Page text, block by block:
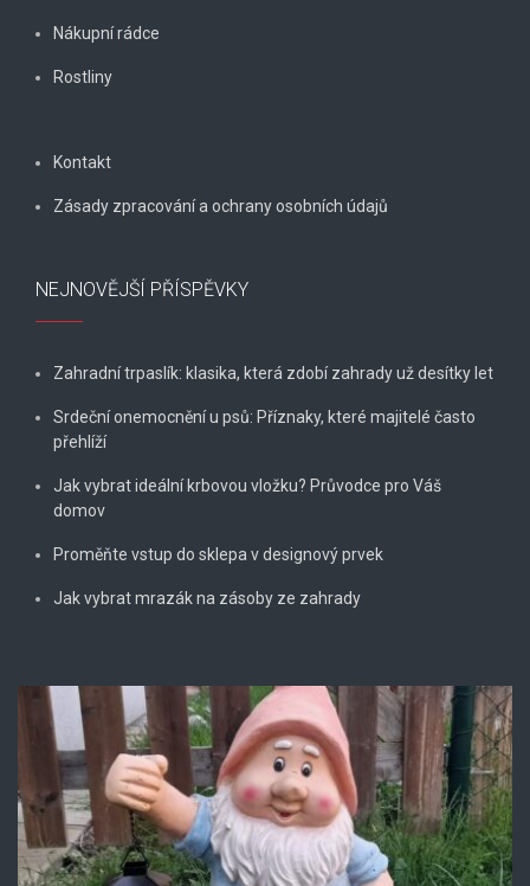
Nákupní rádce
Rostliny
Kontakt
Zásady zpracování a ochrany osobních údajů
NEJNOVĚJŠÍ PŘÍSPĚVKY
Zahradní trpaslík: klasika, která zdobí zahrady už desítky let
Srdeční onemocnění u psů: Příznaky, které majitelé často
přehlíží
Jak vybrat ideální krbovou vložku? Průvodce pro Váš
domov
Proměňte vstup do sklepa v designový prvek
Jak vybrat mrazák na zásoby ze zahrady